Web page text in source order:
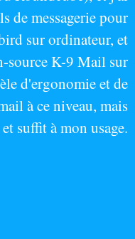
de messagerie pour
sur ordinateur, et
source K-9 Mail sur
d'ergonomie et de
à ce niveau, mais
suffit à mon usage.